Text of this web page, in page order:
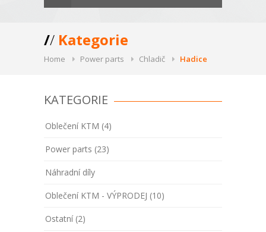
// Kategorie
Home Power parts Chladič Hadice
KATEGORIE
Oblečení KTM (4)
Power parts (23)
Náhradní díly
Oblečení KTM - VÝPRODEJ (10)
Ostatní (2)